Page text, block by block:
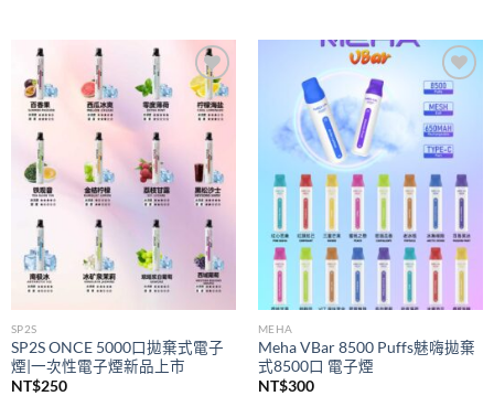
Add to
wishlist
SP2S
SP2S ONCE 5000口拋棄式電子
煙|一次性電子煙新品上市
NT$250
Add to
wishlist
MEHA
Meha VBar 8500 Puffs魅嗨拋棄
式8500口 電子煙
NT$300